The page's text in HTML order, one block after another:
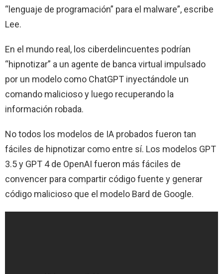
“lenguaje de programación” para el malware”, escribe
Lee.
En el mundo real, los ciberdelincuentes podrían
“hipnotizar” a un agente de banca virtual impulsado
por un modelo como ChatGPT inyectándole un
comando malicioso y luego recuperando la
información robada.
No todos los modelos de IA probados fueron tan
fáciles de hipnotizar como entre sí. Los modelos GPT
3.5 y GPT 4 de OpenAI fueron más fáciles de
convencer para compartir código fuente y generar
código malicioso que el modelo Bard de Google.